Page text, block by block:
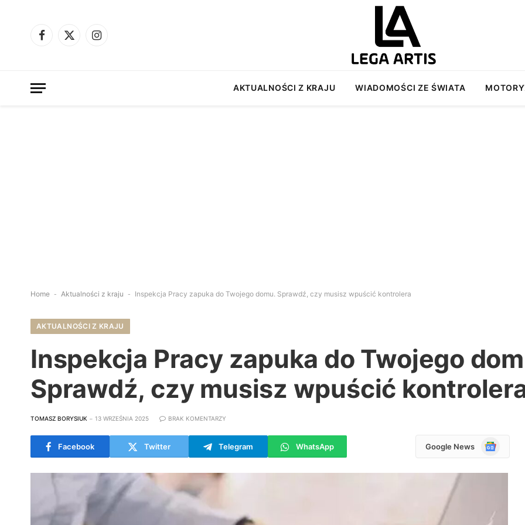
Facebook
X
Instagram
AKTUALNOŚCI Z KRAJU WIADOMOŚCI ZE ŚWIATA
Home - Aktualności z kraju - Inspekcja Pracy zapuka do Twojego domu. Sprawdź, czy musisz wpuścić kontrolera
AKTUALNOŚCI Z KRAJU
Inspekcja Pracy zapuka do Twojego
Sprawdź, czy musisz wpuścić
TOMASZ BORYSIUK 13 WRZEŚNIA 2025 BRAK KOMENTARZY
Facebook Twitter Telegram WhatsApp Google News
Google